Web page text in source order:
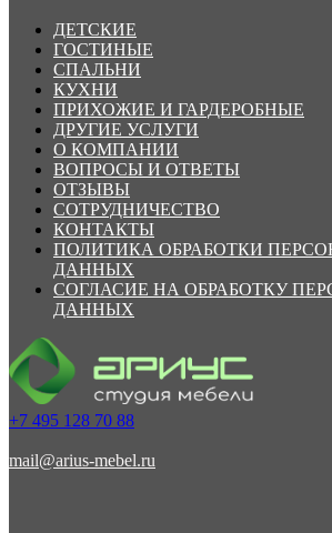
ДЕТСКИЕ
ГОСТИНЫЕ
СПАЛЬНИ
КУХНИ
ПРИХОЖИЕ И ГАРДЕРОБНЫЕ
ДРУГИЕ УСЛУГИ
О КОМПАНИИ
ВОПРОСЫ И ОТВЕТЫ
ОТЗЫВЫ
СОТРУДНИЧЕСТВО
КОНТАКТЫ
ПОЛИТИКА ОБРАБОТКИ
ДАННЫХ
СОГЛАСИЕ НА ОБРАБОТКУ
ДАННЫХ
+7 495 128 70 88
mail@arius-mebel.ru